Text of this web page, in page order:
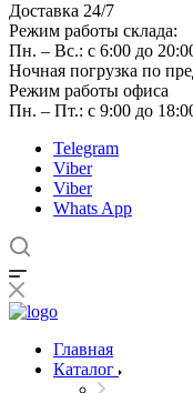
Доставка 24/7
Режим работы склада:
Пн. – Вс.: с 6:00 до
Ночная погрузка по
Режим работы офиса
Пн. – Пт.: с 9:00 до
Telegram
Viber
Viber
Whats App
Главная
Каталог